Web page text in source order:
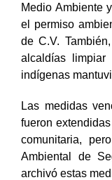
Medio Ambiente
el permiso
de C.V.
alcaldías
indígenas
Las medidas
fueron
comunitaria,
Ambiental de
archivó estas